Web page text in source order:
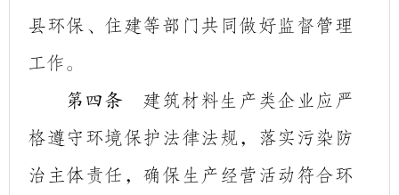
县环保、住建等部门共同做好监督管理
工作。
第四条
建筑材料生产类企业应严
格遵守环境保护法律法规，落实污染防
治主体责任，确保生产经营活动符合环